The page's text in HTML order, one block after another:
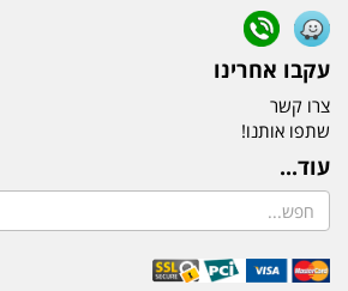
עקבו אחרינו
צרו קשר
שתפו אותנו!
עוד...